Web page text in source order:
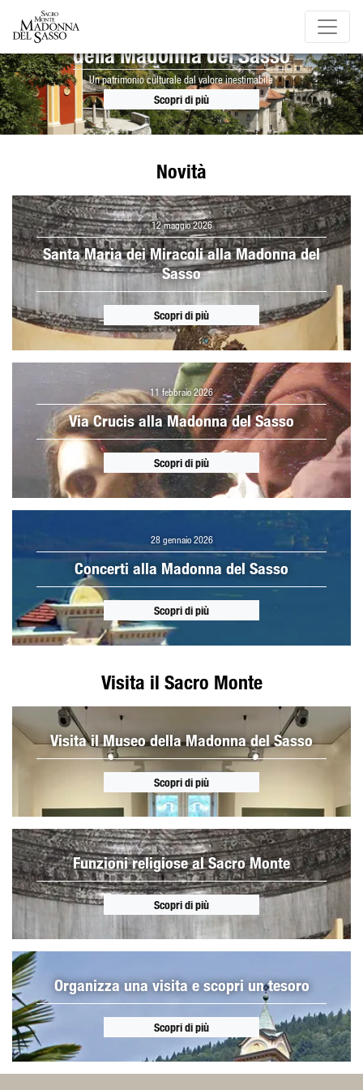
della Madonna del Sasso
Un patrimonio culturale dal valore inestimabile
Scopri di più
Novità
12 maggio 2026
Santa Maria dei Miracoli alla Madonna del
Sasso
Scopri di più
11 febbraio 2026
Via Crucis alla Madonna del Sasso
Scopri di più
28 gennaio 2026
Concerti alla Madonna del Sasso
Scopri di più
Visita il Sacro Monte
Visita il Museo della Madonna del Sasso
Scopri di più
Funzioni religiose al Sacro Monte
Scopri di più
Organizza una visita e scopri un tesoro
Scopri di più